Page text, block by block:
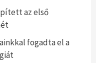
az első
fogadta el a